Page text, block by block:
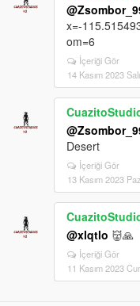
x=-
om=6
İçeriği Gör
14 Kasım 2023 Salı
Desert
İçeriği Gör
13 Kasım 2023
@xlqtlo 👹🙏
İçeriği Gör
11 Kasım 2023